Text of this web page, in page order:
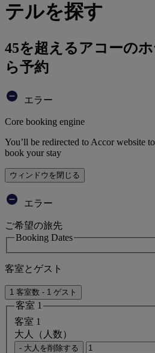
テルを探す
45を超えるアコーの
ら予約
エラー
Core booking engine
You’ll be redirected to Accor website
book your stay
ウィンドウを閉じる
エラー
ご希望の旅先
Booking Dates
客室とゲスト
1 客室数 - 1 ゲスト
客室 1
客室 1
大人（人数）
- 大人を削除する